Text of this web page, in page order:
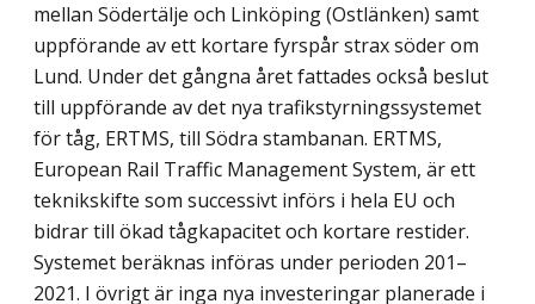
mellan Södertälje och Linköping (Ostlänken) samt
uppförande av ett kortare fyrspår strax söder om
Lund. Under det gångna året fattades också beslut
till uppförande av det nya trafikstyrningssystemet
för tåg, ERTMS, till Södra stambanan. ERTMS,
European Rail Traffic Management System, är ett
teknikskifte som successivt införs i hela EU och
bidrar till ökad tågkapacitet och kortare restider.
Systemet beräknas införas under perioden 201–
2021. I övrigt är inga nya investeringar planerade i